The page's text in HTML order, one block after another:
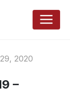
2020
–